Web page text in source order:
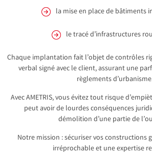
la mise en place de bâtiments
le tracé d’infrastructures
Chaque implantation fait l’objet de contrôles
verbal signé avec le client, assurant une
règlements
Avec AMETRIS, vous évitez tout risque
peut avoir de lourdes conséquences
démolition d’une partie de
Notre mission : sécuriser vos constructions
irréprochable et une expertise